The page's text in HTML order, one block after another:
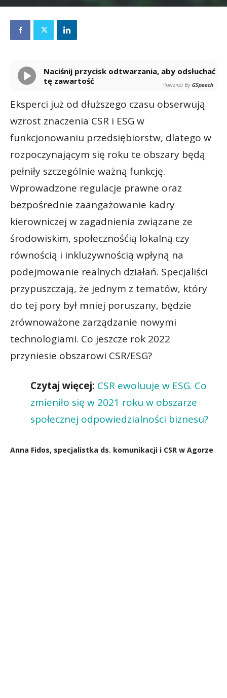
Naciśnij przycisk odtwarzania, aby odsłuchać
tę zawartość
Powered By GSpeech
Eksperci już od dłuższego czasu obserwują
wzrost znaczenia CSR i ESG w
funkcjonowaniu przedsiębiorstw, dlatego w
rozpoczynającym się roku te obszary będą
pełniły szczególnie ważną funkcję.
Wprowadzone regulacje prawne oraz
bezpośrednie zaangażowanie kadry
kierowniczej w zagadnienia związane ze
środowiskim, społecznośćią lokalną czy
równością i inkluzywnością wpłyną na
podejmowanie realnych działań. Specjaliści
przypuszczają, że jednym z tematów, który
do tej pory był mniej poruszany, będzie
zrównoważone zarządzanie nowymi
technologiami. Co jeszcze rok 2022
przyniesie obszarowi CSR/ESG?
Czytaj więcej: CSR ewoluuje w ESG. Co
zmieniło się w 2021 roku w obszarze
społecznej odpowiedzialności biznesu?
Anna Fidos, specjalistka ds. komunikacji i CSR w Agorze